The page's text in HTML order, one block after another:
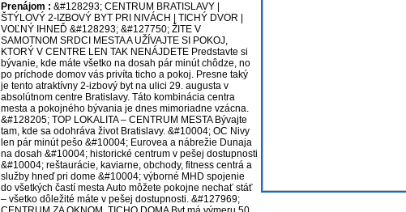
Prenájom : &#128293; CENTRUM BRATISLAVY |
ŠTÝLOVÝ 2-IZBOVÝ BYT PRI NIVÁCH | TICHÝ DVOR |
VOĽNÝ IHNEĎ &#128293; &#127750; ŽITE V
SAMOTNOM SRDCI MESTA A UŽÍVAJTE SI POKOJ,
KTORÝ V CENTRE LEN TAK NENÁJDETE Predstavte si
bývanie, kde máte všetko na dosah pár minút chôdze, no
po príchode domov vás privíta ticho a pokoj. Presne taký
je tento atraktívny 2-izbový byt na ulici 29. augusta v
absolútnom centre Bratislavy. Táto kombinácia centra
mesta a pokojného bývania je dnes mimoriadne vzácna.
&#128205; TOP LOKALITA – CENTRUM MESTA Bývajte
tam, kde sa odohráva život Bratislavy. &#10004; OC Nivy
len pár minút pešo &#10004; Eurovea a nábrežie Dunaja
na dosah &#10004; historické centrum v pešej dostupnosti
&#10004; reštaurácie, kaviarne, obchody, fitness centrá a
služby hneď pri dome &#10004; výborné MHD spojenie
do všetkých častí mesta Auto môžete pokojne nechať stáť
– všetko dôležité máte v pešej dostupnosti. &#127969;